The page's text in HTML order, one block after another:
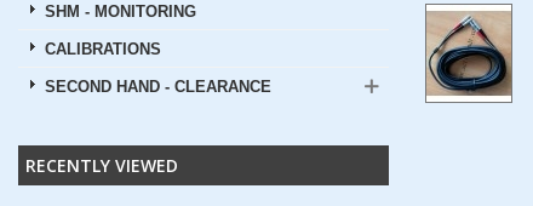
SHM - MONITORING
CALIBRATIONS
SECOND HAND - CLEARANCE
RECENTLY VIEWED